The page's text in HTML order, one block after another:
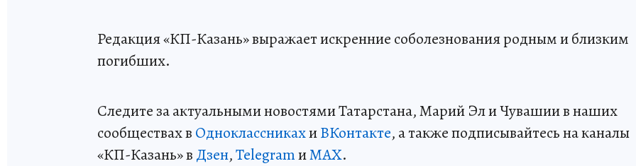
Редакция «КП-Казань» выражает искренние соболезнования родным и близким
погибших.
Следите за актуальными новостями Татарстана, Марий Эл и Чувашии в наших
сообществах в ОдноклассникахиВКонтакте, а также подписывайтесь на каналы
«КП-Казань» в Дзен,TelegramиMAX.